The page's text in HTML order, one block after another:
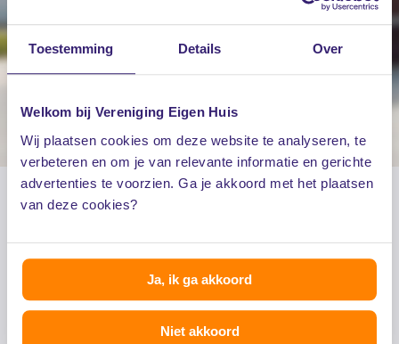
Toestemming Details Over
Welkom bij Vereniging Eigen Huis
Wij plaatsen cookies om deze website te analyseren, te
verbeteren en om je van relevante informatie en gerichte
advertenties te voorzien. Ga je akkoord met het plaatsen
van deze cookies?
Ja, ik ga akkoord
Niet akkoord
ontvang je eenjaar lidmaatschap cadeau!
Wil je een berekening maken voor je
Binnenschilderwerk
Met deze knop start je met een berekening voor het
schilderwerk in je woning.
Buitenschilderwerk
Met deze knop start je met een berekening voor het
schilderwerk aan de buitenkant van je woning.